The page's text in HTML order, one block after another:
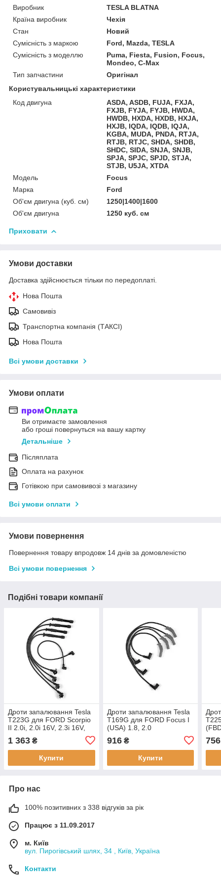
Виробник
TESLA BLATNA
Країна виробник
Чехія
Стан
Новий
Сумісність з маркою
Ford, Mazda, TESLA
Сумісність з моделлю
Puma, Fiesta, Fusion, Focus,
Mondeo, C-Max
Тип запчастини
Оригінал
Користувальницькі характеристики
Код двигуна
ASDA, ASDB, FUJA, FXJA,
FXJB, FYJA, FYJB, HWDA,
HWDB, HXDA, HXDB, HXJA,
HXJB, IQDA, IQDB, IQJA,
KGBA, MUDA, PNDA, RTJA,
RTJB, RTJC, SHDA, SHDB,
SHDC, SIDA, SNJA, SNJB,
SPJA, SPJC, SPJD, STJA,
STJB, U5JA, XTDA
Мoдель
Focus
Марка
Ford
Об'єм двигуна (куб. см)
1250|1400|1600
Об'єм двигуна
1250 куб. cм
Приховати
Умови доставки
Доставка здійснюється тільки по передоплаті.
Нова Пошта
Самовивіз
Транспортна компанія (ТАКСІ)
Нова Пошта
Всі умови доставки
Умови оплати
Ви отримаєте замовлення
або гроші повернуться на вашу картку
Детальніше
Післяплата
Оплата на рахунок
Готівкою при самовивозі з магазину
Всі умови оплати
Умови повернення
Повернення товару впродовж 14 днів за домовленістю
Всі умови повернення
Подібні товари компанії
Дроти запалювання Tesla
T223G для FORD Scorpio
II 2.0i, 2.0i 16V, 2.3i 16V,
1 363 ₴
Купити
Дроти запалювання Tesla
T169G для FORD Focus I
(USA) 1.8, 2.0
916₴
Купити
756
Про нас
100% позитивних з 338 відгуків за рік
Працює з 11.09.2017
м. Київ
вул. Пирогівський шлях, 34 , Київ, Україна
Контакти